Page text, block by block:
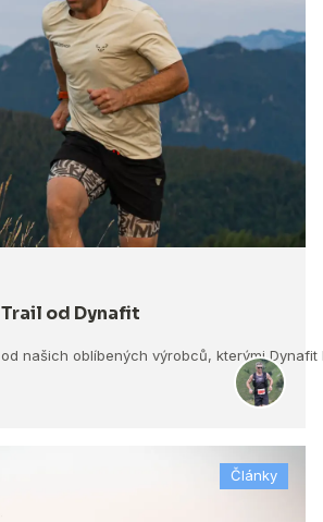
od Dynafit
našich oblíbených výrobců, kterými
Články